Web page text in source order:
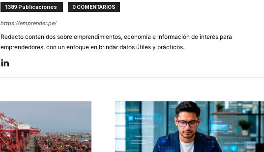
1389 Publicaciones 0 COMENTARIOS
https://emprender.pe/
Redacto contenidos sobre emprendimientos, economía e información de interés para
emprendedores, con un enfoque en brindar datos útiles y prácticos.